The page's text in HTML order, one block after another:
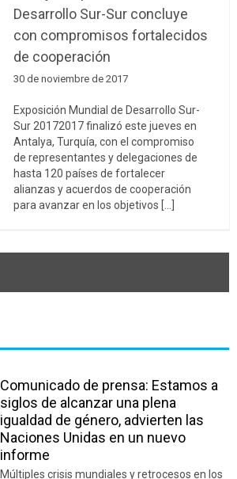
Desarrollo Sur-Sur concluye
con compromisos fortalecidos
de cooperación
30 de noviembre de 2017
Exposición Mundial de Desarrollo Sur-
Sur 20172017 finalizó este jueves en
Antalya, Turquía, con el compromiso
de representantes y delegaciones de
hasta 120 países de fortalecer
alianzas y acuerdos de cooperación
para avanzar en los objetivos [...]
Comunicado de prensa: Estamos a
siglos de alcanzar una plena
igualdad de género, advierten las
Naciones Unidas en un nuevo
informe
Múltiples crisis mundiales y retrocesos en los